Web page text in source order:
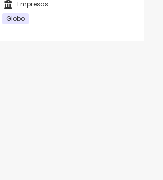
Empresas
Globo